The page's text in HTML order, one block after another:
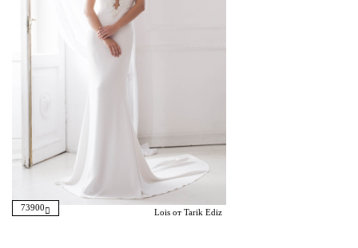
73900 Lois от Tarik Ediz